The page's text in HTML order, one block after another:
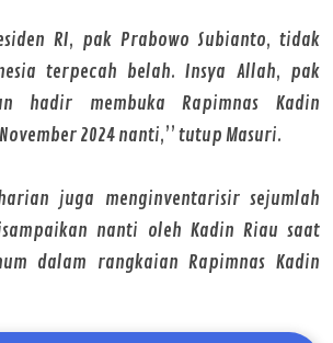
RI, pak Prabowo Subianto, tidak
terpecah belah. Insya Allah, pak
hadir membuka Rapimnas Kadin
2024 nanti,’’ tutup Masuri.
juga menginventarisir sejumlah
nanti oleh Kadin Riau saat
dalam rangkaian Rapimnas Kadin